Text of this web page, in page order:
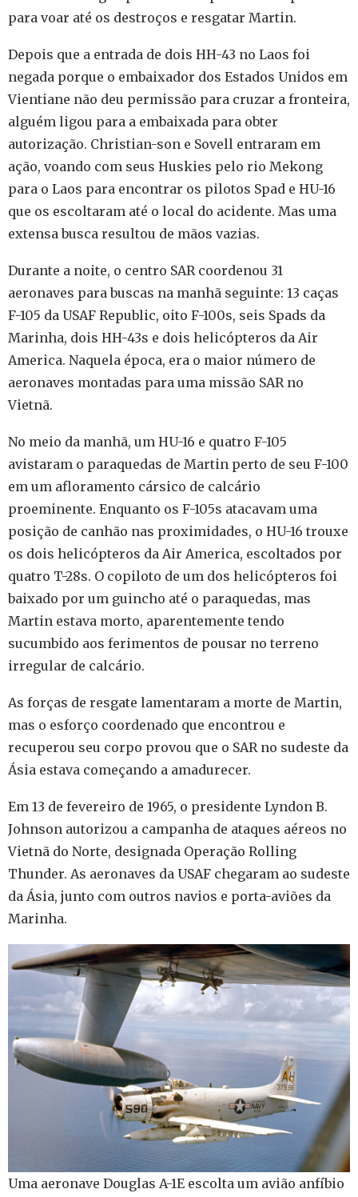
para voar até os destroços e resgatar Martin.
Depois que a entrada de dois HH-43 no Laos foi
negada porque o embaixador dos Estados Unidos em
Vientiane não deu permissão para cruzar a fronteira,
alguém ligou para a embaixada para obter
autorização. Christian-son e Sovell entraram em
ação, voando com seus Huskies pelo rio Mekong
para o Laos para encontrar os pilotos Spad e HU-16
que os escoltaram até o local do acidente. Mas uma
extensa busca resultou de mãos vazias.
Durante a noite, o centro SAR coordenou 31
aeronaves para buscas na manhã seguinte: 13 caças
F-105 da USAF Republic, oito F-100s, seis Spads da
Marinha, dois HH-43s e dois helicópteros da Air
America. Naquela época, era o maior número de
aeronaves montadas para uma missão SAR no
Vietnã.
No meio da manhã, um HU-16 e quatro F-105
avistaram o paraquedas de Martin perto de seu F-100
em um afloramento cársico de calcário
proeminente. Enquanto os F-105s atacavam uma
posição de canhão nas proximidades, o HU-16 trouxe
os dois helicópteros da Air America, escoltados por
quatro T-28s. O copiloto de um dos helicópteros foi
baixado por um guincho até o paraquedas, mas
Martin estava morto, aparentemente tendo
sucumbido aos ferimentos de pousar no terreno
irregular de calcário.
As forças de resgate lamentaram a morte de Martin,
mas o esforço coordenado que encontrou e
recuperou seu corpo provou que o SAR no sudeste da
Ásia estava começando a amadurecer.
Em 13 de fevereiro de 1965, o presidente Lyndon B.
Johnson autorizou a campanha de ataques aéreos no
Vietnã do Norte, designada Operação Rolling
Thunder. As aeronaves da USAF chegaram ao sudeste
da Ásia, junto com outros navios e porta-aviões da
Marinha.
Uma aeronave Douglas A-1E escolta um avião anfíbio